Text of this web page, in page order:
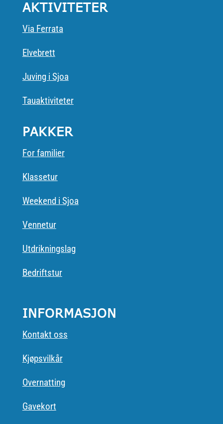
AKTIVITETER
Via Ferrata
Elvebrett
Juving i Sjoa
Tauaktiviteter
PAKKER
For familier
Klassetur
Weekend i Sjoa
Vennetur
Utdrikningslag
Bedriftstur
INFORMASJON
Kontakt oss
Kjøpsvilkår
Overnatting
Gavekort